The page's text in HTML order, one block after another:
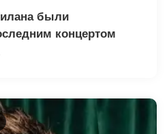
были
концертом